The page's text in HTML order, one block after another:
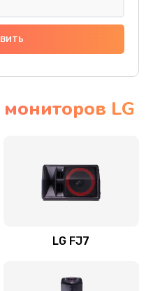
индикаторов,
LG
LG FJ7